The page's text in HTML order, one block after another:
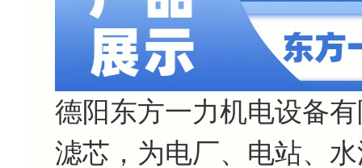
德阳东方一力机电设备
滤芯，为电厂、电站、